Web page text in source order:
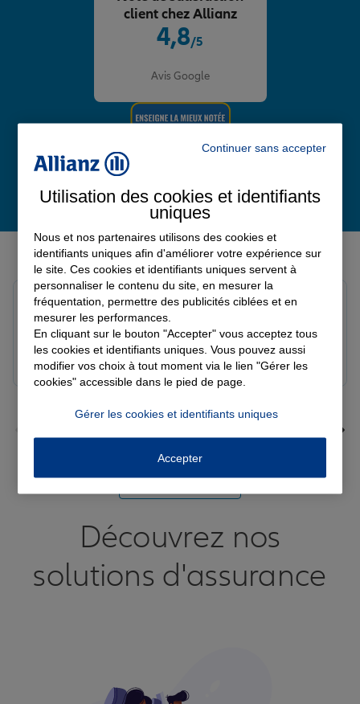
4,8/5
Avis Google
client chez Allianz
Derniers avis de nos agences Allianz
Note de 5 sur 5
Le 07/08/2026 - Agence NANTERRE
Merci à Madi pour son écoute et ces conseils précieux.
Réactif et efficace le service impeccable
Yayaya M.
Découvrez nos
solutions d'assurance
Continuer sans accepter
Utilisation des cookies et identifiants
uniques
Nous et nos partenaires utilisons des cookies et
identifiants uniques afin d'améliorer votre expérience sur
le site. Ces cookies et identifiants uniques servent à
personnaliser le contenu du site, en mesurer la
fréquentation, permettre des publicités ciblées et en
mesurer les performances.
En cliquant sur le bouton "Accepter" vous acceptez tous
les cookies et identifiants uniques. Vous pouvez aussi
modifier vos choix à tout moment via le lien "Gérer les
cookies" accessible dans le pied de page.
Gérer les cookies et identifiants uniques
Accepter